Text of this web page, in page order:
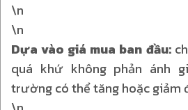
\n
\n
Dựa vào giá mua ban đầu:
quá khứ không phản ánh
trường có thể tăng hoặc giảm